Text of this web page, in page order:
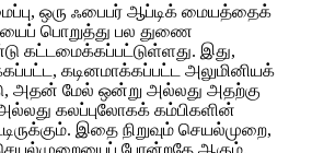
ஒரு ஃபைபர் ஆப்டிக் மையத்தைக்
பொறுத்து பல துணை
கட்டமைக்கப்பட்டுள்ளது. இது,
கடினமாக்கப்பட்ட அலுமினியக்
அதன் மேல் ஒன்று அல்லது அதற்கு
கலப்புலோகக் கம்பிகளின்
இதை நிறுவும் செயல்முறை,
செயல்முறையைப் போன்றதே ஆகும்.